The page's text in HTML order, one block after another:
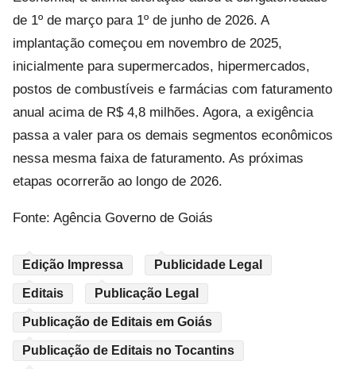
de 1º de março para 1º de junho de 2026. A
implantação começou em novembro de 2025,
inicialmente para supermercados, hipermercados,
postos de combustíveis e farmácias com faturamento
anual acima de R$ 4,8 milhões. Agora, a exigência
passa a valer para os demais segmentos econômicos
nessa mesma faixa de faturamento. As próximas
etapas ocorrerão ao longo de 2026.
Fonte: Agência Governo de Goiás
Edição Impressa Publicidade Legal
Editais Publicação Legal
Publicação de Editais em Goiás
Publicação de Editais no Tocantins